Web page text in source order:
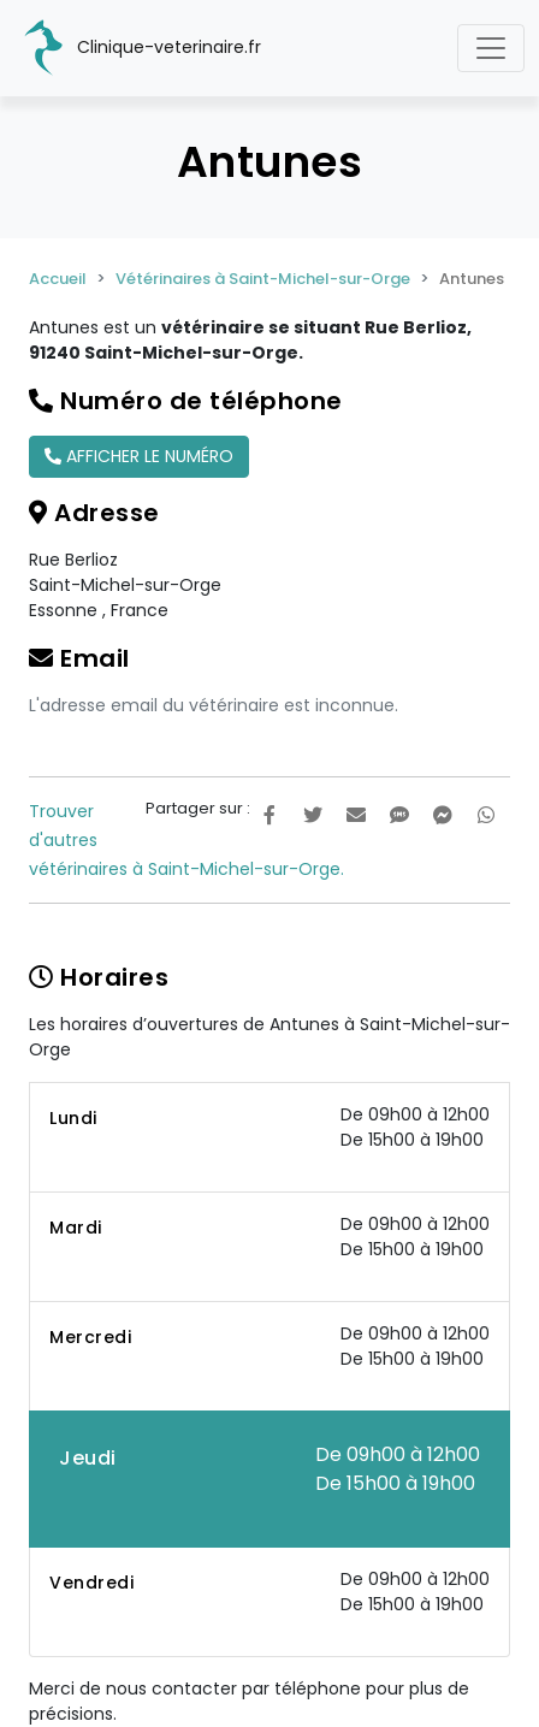
Clinique-veterinaire.fr
Antunes
Accueil Vétérinaires à Saint-Michel-sur-Orge Antunes
Antunes est un vétérinaire se situant Rue Berlioz,
91240 Saint-Michel-sur-Orge.
Numéro de téléphone
AFFICHER LE NUMÉRO
Adresse
Rue Berlioz
Saint-Michel-sur-Orge
Essonne , France
Email
L'adresse email du vétérinaire est inconnue.
Partager sur :
Trouver
d'autres
vétérinaires à Saint-Michel-sur-Orge.
Horaires
Les horaires d’ouvertures de Antunes à Saint-Michel-sur-
Orge
Lundi
De 09h00 à 12h00
De 15h00 à 19h00
Mardi
De 09h00 à 12h00
De 15h00 à 19h00
Mercredi
De 09h00 à 12h00
De 15h00 à 19h00
Jeudi
De 09h00 à 12h00
De 15h00 à 19h00
Vendredi
De 09h00 à 12h00
De 15h00 à 19h00
Merci de nous contacter par téléphone pour plus de
précisions.